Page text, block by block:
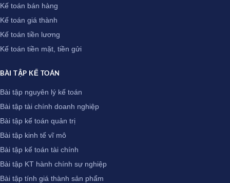
Kế toán bán hàng
Kế toán giá thành
Kế toán tiền lương
Kế toán tiền mặt, tiền gửi
BÀI TẬP KẾ TOÁN
Bài tập nguyên lý kế toán
Bài tập tài chính doanh nghiệp
Bài tập kế toán quản trị
Bài tập kinh tế vĩ mô
Bài tập kế toán tài chính
Bài tập KT hành chính sự nghiệp
Bài tập tính giá thành sản phẩm